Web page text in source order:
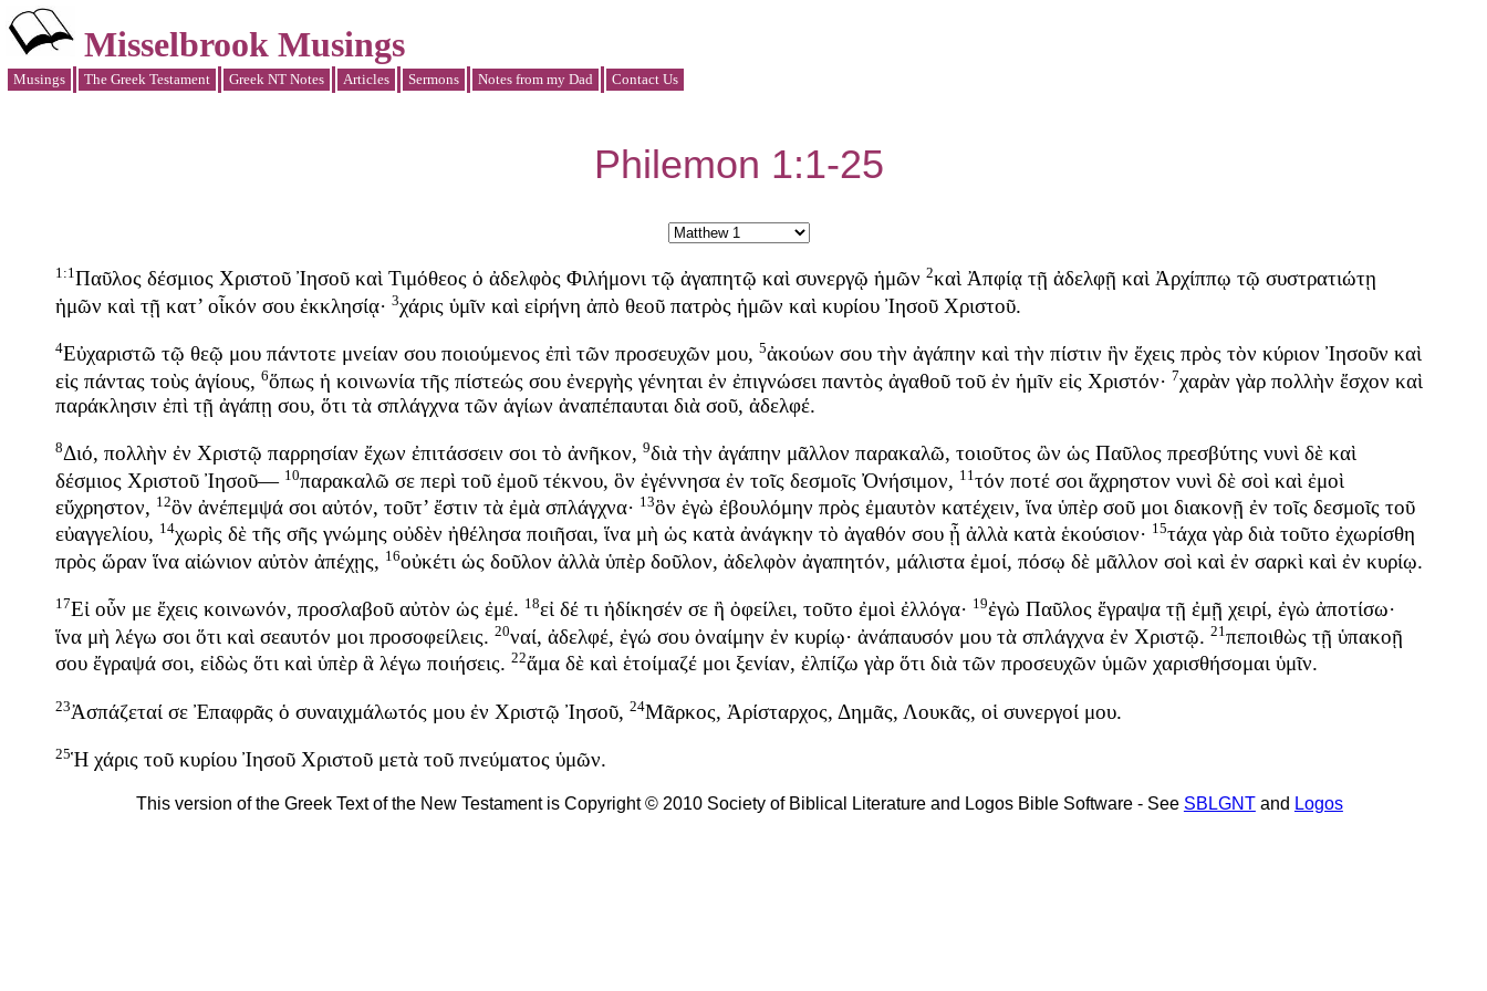
Misselbrook Musings
Musings The Greek Testament Greek NT Notes Articles Sermons Notes from my Dad Contact Us
Philemon 1:1-25
1:1Παῦλος δέσμιος Χριστοῦ Ἰησοῦ καὶ Τιμόθεος ὁ ἀδελφὸς Φιλήμονι τῷ ἀγαπητῷ καὶ συνεργῷ ἡμῶν 2καὶ Ἀπφίᾳ τῇ ἀδελφῇ καὶ Ἀρχίππῳ τῷ συστρατιώτῃ
ἡμῶν καὶ τῇ κατ’ οἶκόν σου ἐκκλησίᾳ· 3χάρις ὑμῖν καὶ εἰρήνη ἀπὸ θεοῦ πατρὸς ἡμῶν καὶ κυρίου Ἰησοῦ Χριστοῦ.
4Εὐχαριστῶ τῷ θεῷ μου πάντοτε μνείαν σου ποιούμενος ἐπὶ τῶν προσευχῶν μου, 5ἀκούων σου τὴν ἀγάπην καὶ τὴν πίστιν ἣν ἔχεις πρὸς τὸν κύριον Ἰησοῦν καὶ
εἰς πάντας τοὺς ἁγίους, 6ὅπως ἡ κοινωνία τῆς πίστεώς σου ἐνεργὴς γένηται ἐν ἐπιγνώσει παντὸς ἀγαθοῦ τοῦ ἐν ἡμῖν εἰς Χριστόν· 7χαρὰν γὰρ πολλὴν ἔσχον καὶ
παράκλησιν ἐπὶ τῇ ἀγάπῃ σου, ὅτι τὰ σπλάγχνα τῶν ἁγίων ἀναπέπαυται διὰ σοῦ, ἀδελφέ.
8Διό, πολλὴν ἐν Χριστῷ παρρησίαν ἔχων ἐπιτάσσειν σοι τὸ ἀνῆκον, 9διὰ τὴν ἀγάπην μᾶλλον παρακαλῶ, τοιοῦτος ὢν ὡς Παῦλος πρεσβύτης νυνὶ δὲ καὶ
δέσμιος Χριστοῦ Ἰησοῦ— 10παρακαλῶ σε περὶ τοῦ ἐμοῦ τέκνου, ὃν ἐγέννησα ἐν τοῖς δεσμοῖς Ὀνήσιμον, 11 τόν ποτέ σοι ἄχρηστον νυνὶ δὲ σοὶ καὶ ἐμοὶ
εὔχρηστον, 12ὃν ἀνέπεμψά σοι αὐτόν, τοῦτ’ ἔστιν τὰ ἐμὰ σπλάγχνα· 13ὃν ἐγὼ ἐβουλόμην πρὸς ἐμαυτὸν κατέχειν, ἵνα ὑπὲρ σοῦ μοι διακονῇ ἐν τοῖς δεσμοῖς τοῦ
εὐαγγελίου, 14χωρὶς δὲ τῆς σῆς γνώμης οὐδὲν ἠθέλησα ποιῆσαι, ἵνα μὴ ὡς κατὰ ἀνάγκην τὸ ἀγαθόν σου ᾖ ἀλλὰ κατὰ ἑκούσιον· 15τάχα γὰρ διὰ τοῦτο ἐχωρίσθη
πρὸς ὥραν ἵνα αἰώνιον αὐτὸν ἀπέχῃς, 16οὐκέτι ὡς δοῦλον ἀλλὰ ὑπὲρ δοῦλον, ἀδελφὸν ἀγαπητόν, μάλιστα ἐμοί, πόσῳ δὲ μᾶλλον σοὶ καὶ ἐν σαρκὶ καὶ ἐν κυρίῳ.
17Εἰ οὖν με ἔχεις κοινωνόν, προσλαβοῦ αὐτὸν ὡς ἐμέ. 18εἰ δέ τι ἠδίκησέν σε ἢ ὀφείλει, τοῦτο ἐμοὶ ἐλλόγα· 19ἐγὼ Παῦλος ἔγραψα τῇ ἐμῇ χειρί, ἐγὼ ἀποτίσω·
ἵνα μὴ λέγω σοι ὅτι καὶ σεαυτόν μοι προσοφείλεις. 20ναί, ἀδελφέ, ἐγώ σου ὀναίμην ἐν κυρίῳ· ἀνάπαυσόν μου τὰ σπλάγχνα ἐν Χριστῷ. 21 πεποιθὼς τῇ ὑπακοῇ
σου ἔγραψά σοι, εἰδὼς ὅτι καὶ ὑπὲρ ἃ λέγω ποιήσεις. 22ἅμα δὲ καὶ ἑτοίμαζέ μοι ξενίαν, ἐλπίζω γὰρ ὅτι διὰ τῶν προσευχῶν ὑμῶν χαρισθήσομαι ὑμῖν.
23Ἀσπάζεταί σε Ἐπαφρᾶς ὁ συναιχμάλωτός μου ἐν Χριστῷ Ἰησοῦ, 24Μᾶρκος, Ἀρίσταρχος, Δημᾶς, Λουκᾶς, οἱ συνεργοί μου.
25Ἡ χάρις τοῦ κυρίου Ἰησοῦ Χριστοῦ μετὰ τοῦ πνεύματος ὑμῶν.
This version of the Greek Text of the New Testament is Copyright © 2010 Society of Biblical Literature and Logos Bible Software - See SBLGNTand Logos